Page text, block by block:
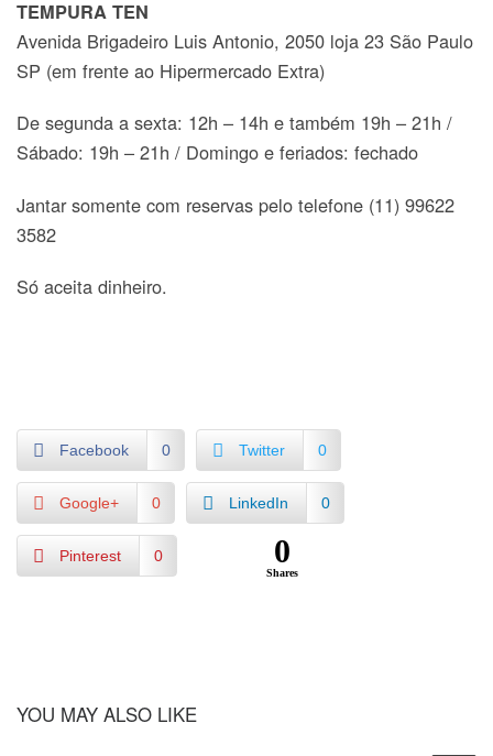
TEMPURA TEN
Avenida Brigadeiro Luis Antonio, 2050 loja 23 São Paulo
SP (em frente ao Hipermercado Extra)
De segunda a sexta: 12h – 14h e também 19h – 21h /
Sábado: 19h – 21h / Domingo e feriados: fechado
Jantar somente com reservas pelo telefone (11) 99622
3582
Só aceita dinheiro.
Facebook 0 Twitter 0
Google+ 0 LinkedIn 0
Pinterest 0 0
Shares
YOU MAY ALSO LIKE